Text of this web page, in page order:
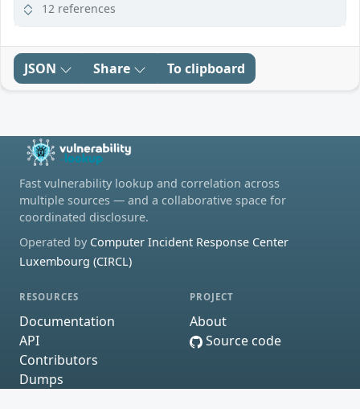
12 references
JSON Share To clipboard
Fast vulnerability lookup and correlation across
multiple sources — and a collaborative space for
coordinated disclosure.
Operated by Computer Incident Response Center
Luxembourg (CIRCL)
RESOURCES
Documentation
API
Contributors
Dumps
PROJECT
About
Source code